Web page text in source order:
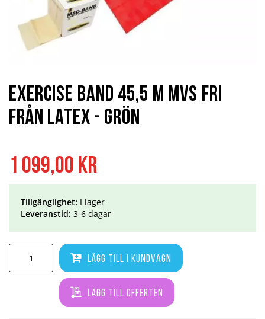
1 099,00 kr
Lägg till i kundvagn
Lägg till offerten
Tillgänglighet: I lager
Leveranstid: 3-6 dagar
Exercise Band 45,5 m MVS Fri
från Latex - Grön
början
av
bildgalleriet